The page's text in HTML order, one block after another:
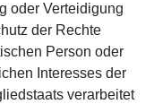
oder Verteidigung
der Rechte
Person oder
Interesses der
verarbeitet